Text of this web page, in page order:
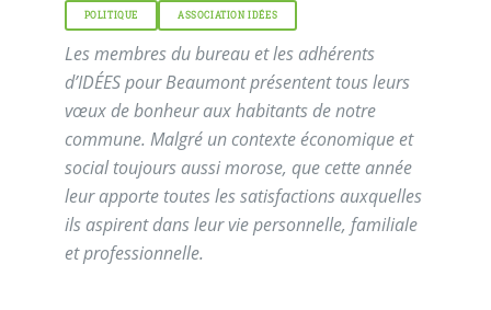
POLITIQUE ASSOCIATION IDÉES
Les membres du bureau et les adhérents
d’IDÉES pour Beaumont présentent tous leurs
vœux de bonheur aux habitants de notre
commune. Malgré un contexte économique et
social toujours aussi morose, que cette année
leur apporte toutes les satisfactions auxquelles
ils aspirent dans leur vie personnelle, familiale
et professionnelle.